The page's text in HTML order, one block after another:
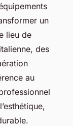
un
lieu de
des
au